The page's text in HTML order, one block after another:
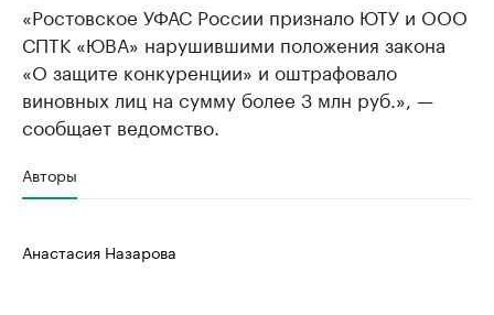
«Ростовское УФАС России признало ЮТУ и ООО
СПТК «ЮВА» нарушившими положения закона
«О защите конкуренции» и оштрафовало
виновных лиц на сумму более 3 млн руб.», —
сообщает ведомство.
Авторы
Анастасия Назарова